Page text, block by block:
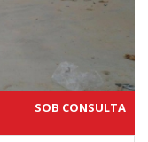
SOB CONSULTA